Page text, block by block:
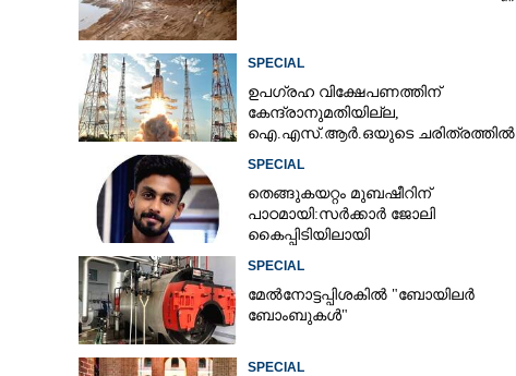
SPECIAL
ഉപഗ്രഹ വിക്ഷേപണത്തിന്
കേന്ദ്രാനുമതിയില്ല,​
ഐ.എസ്.ആർ.ഒയുടെ ചരിത്രത്തിൽ
SPECIAL
തെങ്ങുകയറ്റം മുബഷീറിന്
പാഠമായി:സർക്കാർ ജോലി
കൈപ്പിടിയിലായി
SPECIAL
മേൽനോട്ടപ്പിശകിൽ "ബോയിലർ
ബോംബുകൾ"
SPECIAL